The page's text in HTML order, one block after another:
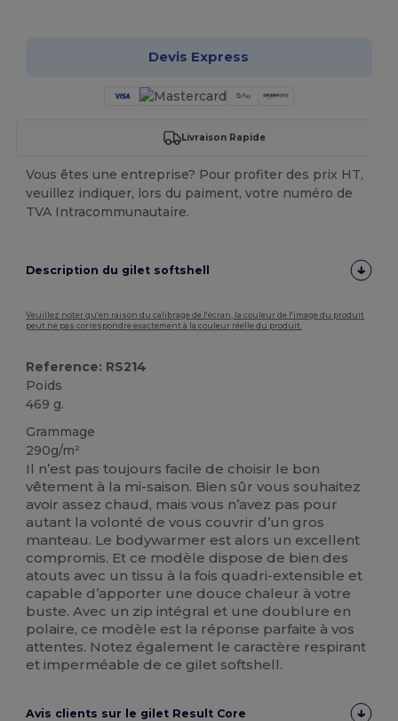
Devis Express
Livraison Rapide
Vous êtes une entreprise? Pour profiter des prix HT,
veuillez indiquer, lors du paiment, votre numéro de
TVA Intracommunautaire.
Description du gilet softshell
Veuillez noter qu'en raison du calibrage de l'écran, la couleur de l'image du produit
peut ne pas correspondre exactement à la couleur réelle du produit.
Reference: RS214
Poids
469 g.
Grammage
290g/m²
Il n’est pas toujours facile de choisir le bon
vêtement à la mi-saison. Bien sûr vous souhaitez
avoir assez chaud, mais vous n’avez pas pour
autant la volonté de vous couvrir d’un gros
manteau. Le bodywarmer est alors un excellent
compromis. Et ce modèle dispose de bien des
atouts avec un tissu à la fois quadri-extensible et
capable d’apporter une douce chaleur à votre
buste. Avec un zip intégral et une doublure en
polaire, ce modèle est la réponse parfaite à vos
attentes. Notez également le caractère respirant
et imperméable de ce gilet softshell.
Avis clients sur le gilet Result Core